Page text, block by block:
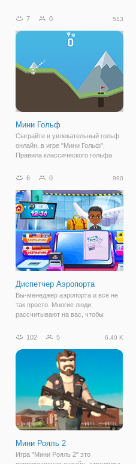
живописном лесном озере! Эта
придется по нраву, как любителям
7 0 513
Мини Гольф
Сыграйте в увлекательный гольф
онлайн, в игре "Мини Гольф".
Правила классического гольфа
забить максимальное количество
минимальное количество ударов.
"Мини
6 0 990
Диспетчер Аэропорта
Вы-менеджер аэропорта и все не
так просто. Многие люди
рассчитывают на вас, чтобы
Выбрать из набора мини-игр, свой
Особенности: • несколько игр и
102 5 6.49 K
Мини Рояль 2
Игра "Мини Рояль 2" это